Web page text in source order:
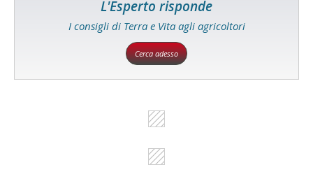
L'Esperto risponde
I consigli di Terra e Vita agli agricoltori
Cerca adesso